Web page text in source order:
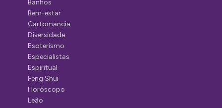
Banhos
Bem-estar
Cartomancia
Diversidade
Esoterismo
Especialistas
Espiritual
Feng Shui
Horóscopo
Leão